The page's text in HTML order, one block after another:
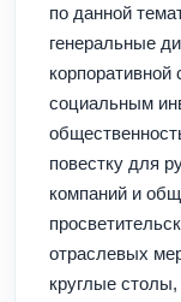
по данной
генеральные
корпоративной
социальным
повестку для
компаний и
отраслевых
круглые